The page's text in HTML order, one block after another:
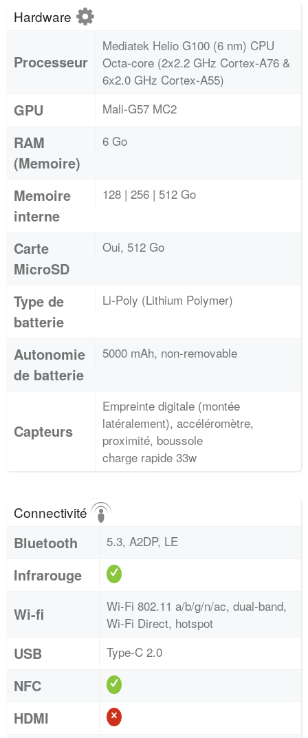
Hardware
Processeur
Mediatek Helio G100 (6 nm) CPU
Octa-core (2x2.2 GHz Cortex-A76 &
6x2.0 GHz Cortex-A55)
GPU Mali-G57 MC2
RAM
(Memoire)
6 Go
Memoire
interne
128 | 256 | 512 Go
Carte
MicroSD
Oui, 512 Go
Type de
batterie
Li-Poly (Lithium Polymer)
Autonomie
de batterie
5000 mAh, non-removable
Capteurs
Empreinte digitale (montée
latéralement), accéléromètre,
proximité, boussole
charge rapide 33w
Connectivité
Bluetooth 5.3, A2DP, LE
Infrarouge
Wi-fi
Wi-Fi 802.11 a/b/g/n/ac, dual-band,
Wi-Fi Direct, hotspot
USB Type-C 2.0
NFC
HDMI